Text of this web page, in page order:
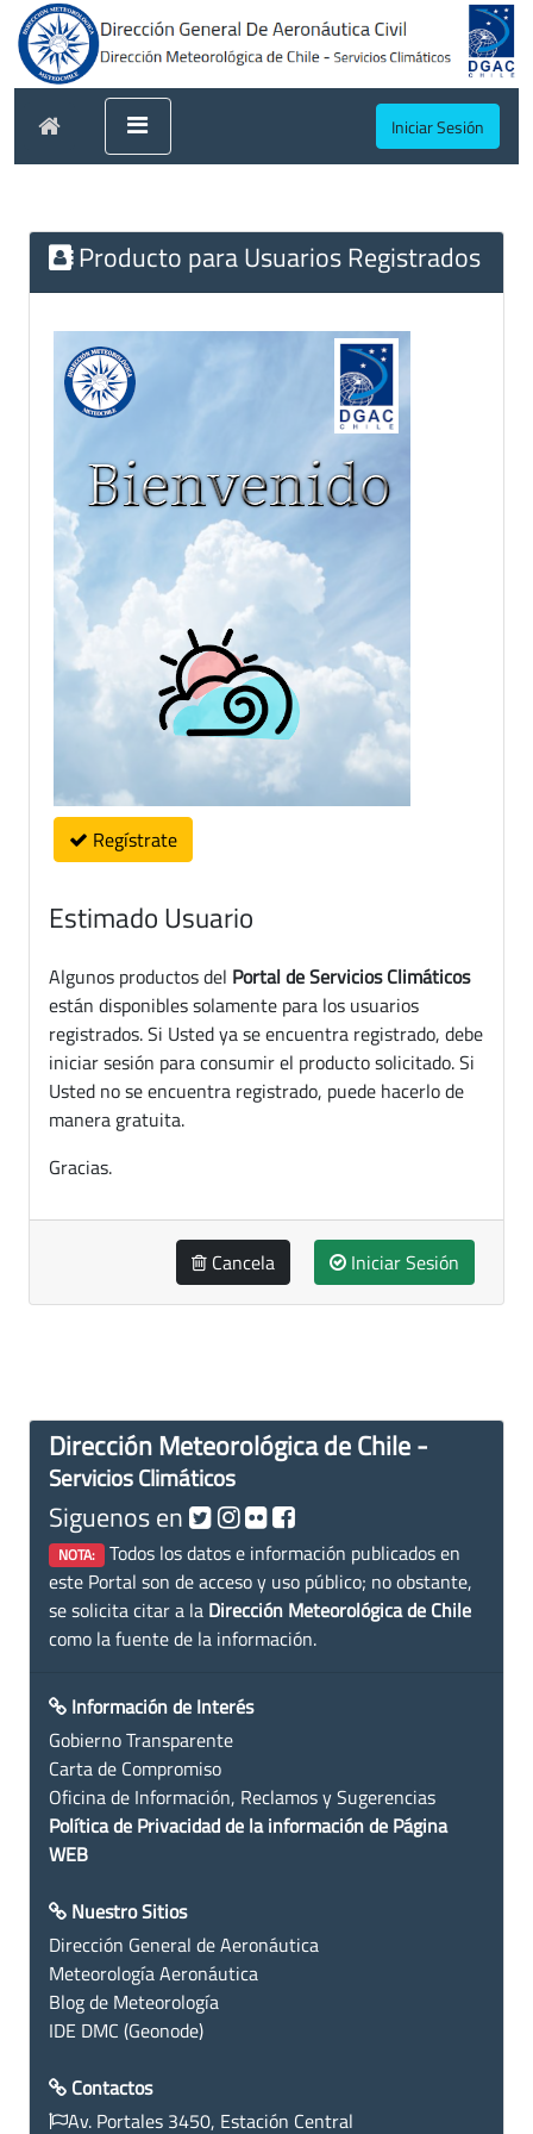
Iniciar Sesión
Producto para Usuarios Registrados
Regístrate
Estimado Usuario
Algunos productos del Portal de Servicios Climáticos
están disponibles solamente para los usuarios
registrados. Si Usted ya se encuentra registrado, debe
iniciar sesión para consumir el producto solicitado. Si
Usted no se encuentra registrado, puede hacerlo de
manera gratuita.
Gracias.
Cancela Iniciar Sesión
Dirección Meteorológica de Chile -
Servicios Climáticos
Siguenos en
NOTA: Todos los datos e información publicados en
este Portal son de acceso y uso público; no obstante,
se solicita citar a la Dirección Meteorológica de Chile
como la fuente de la información.
Información de Interés
Gobierno Transparente
Carta de Compromiso
Oficina de Información, Reclamos y Sugerencias
Política de Privacidad de la información de Página
WEB
Nuestro Sitios
Dirección General de Aeronáutica
Meteorología Aeronáutica
Blog de Meteorología
IDE DMC (Geonode)
Contactos
Av. Portales 3450, Estación Central